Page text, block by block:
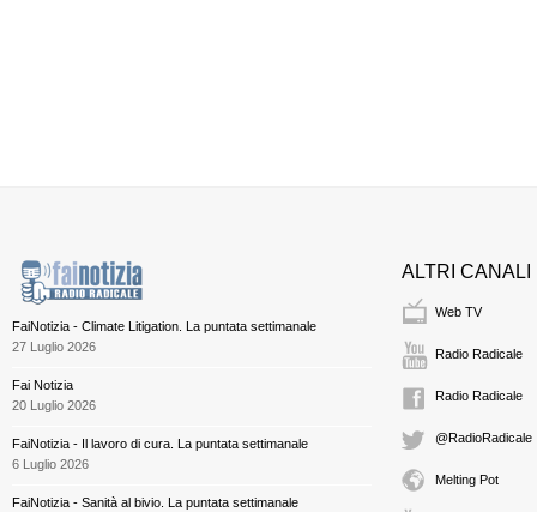
FaiNotizia - Climate Litigation. La puntata settimanale
27 Luglio 2026
Fai Notizia
20 Luglio 2026
FaiNotizia - Il lavoro di cura. La puntata settimanale
6 Luglio 2026
FaiNotizia - Sanità al bivio. La puntata settimanale
ALTRI CANALI
Web TV
Radio Radicale
Radio Radicale
@RadioRadicale
Melting Pot